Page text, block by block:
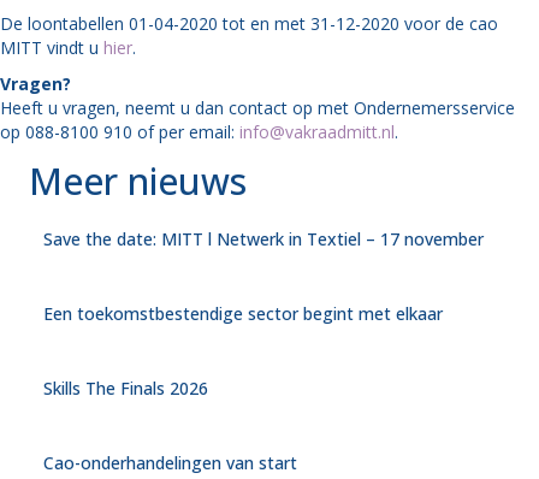
De loontabellen 01-04-2020 tot en met 31-12-2020 voor de cao
MITT vindt u hier.
Vragen?
Heeft u vragen, neemt u dan contact op met Ondernemersservice
op 088-8100 910 of per email: info@vakraadmitt.nl.
Meer nieuws
Save the date: MITT l Netwerk in Textiel – 17 november
Een toekomstbestendige sector begint met elkaar
Skills The Finals 2026
Cao-onderhandelingen van start